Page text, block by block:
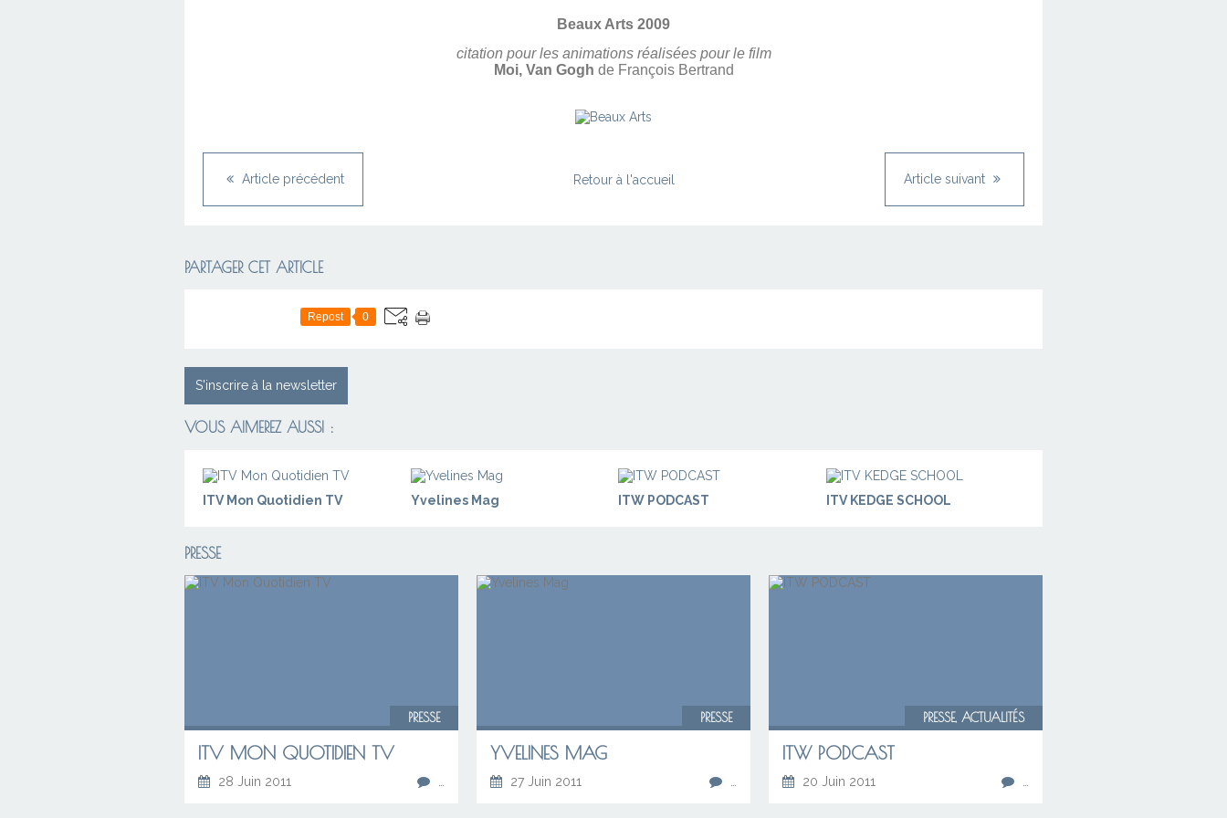
Beaux Arts 2009
citation pour les animations réalisées pour le film
Moi, Van Gogh de François Bertrand
Article précédent Article suivant
Retour à l'accueil
PARTAGER CET ARTICLE
Repost 0
S'inscrire à la newsletter
VOUS AIMEREZ AUSSI :
ITV Mon Quotidien TV Yvelines Mag ITW PODCAST ITV KEDGE SCHOOL
PRESSE
PRESSE
ITV MON QUOTIDIEN TV
28 Juin 2011
PRESSE
YVELINES MAG
27 Juin 2011
PRESSE, ACTUALITÉS
ITW PODCAST
20 Juin 2011